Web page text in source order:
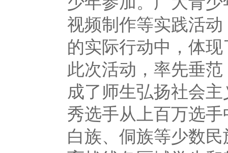
视频制作等实践活
的实际行动中，体
此次活动，率先垂
成了师生弘扬社会
秀选手从上百万选
白族、侗族等少数